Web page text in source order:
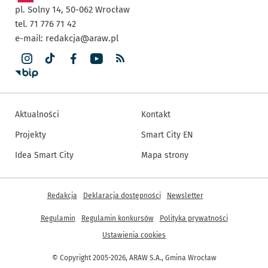
pl. Solny 14, 50-062 Wrocław
tel. 71 776 71 42
e-mail: redakcja@araw.pl
Aktualności
Projekty
Idea Smart City
Kontakt
Smart City EN
Mapa strony
© Copyright 2005-2026, ARAW S.A., Gmina Wrocław
Inne informacje
Redakcja Deklaracja dostępności Newsletter
Regulamin Regulamin konkursów
Polityka prywatności
Ustawienia cookies